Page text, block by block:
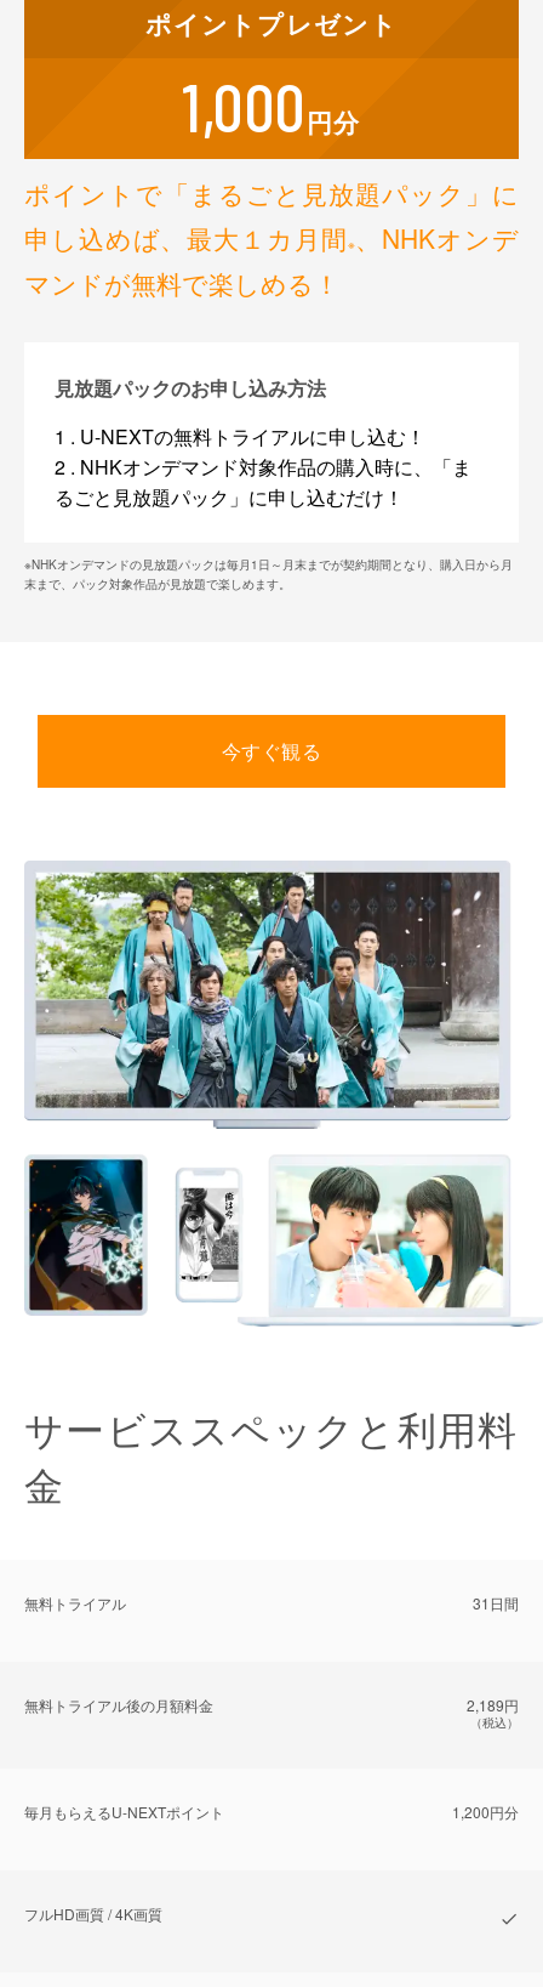
ポイント プレゼント
1,000 円分
ポイントで「まるごと見放題パック」に
申し込めば、最大１カ月間※、NHKオンデ
マンドが無料で楽しめる！
見放題パックのお申し込み方法
1 . U-NEXTの無料トライアルに申し込む！
2 . NHKオンデマンド対象作品の購入時に、「ま
るごと見放題パック」に申し込むだけ！
※NHKオンデマンドの見放題パックは毎月1日～月末までが契約期間となり、購入日から月
末まで、パック対象作品が見放題で楽しめます。
今すぐ観る
サービススペックと利用料
金
無料トライアル 31日間
無料トライアル後の⽉額料金 2,189円
（税込）
毎⽉もらえるU-NEXTポイント 1,200円分
フルHD画質 / 4K画質